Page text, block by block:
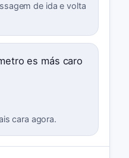
de ida e volta
es más caro
cara agora.